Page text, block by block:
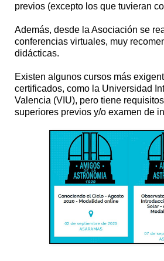
previos (excepto los que tuvieran
Además, desde la Asociación se
conferencias virtuales, muy
didácticas.
Existen algunos cursos más
certificados, como la Universidad
Valencia (VIU), pero tiene
superiores previos y/o examen de